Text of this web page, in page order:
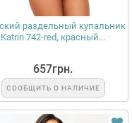
раздельный купальник
Katrin 742-red, красный...
657грн.
СООБЩИТЬ О НАЛИЧИЕ